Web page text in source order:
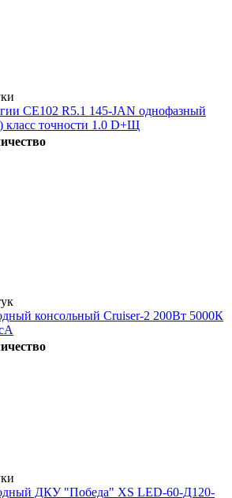
CE102 R5.1 145-JAN однофазный
класс точности 1.0 D+Щ
консольный Cruiser-2 200Вт 5000К
ДКУ "Победа" XS LED-60-Д120-